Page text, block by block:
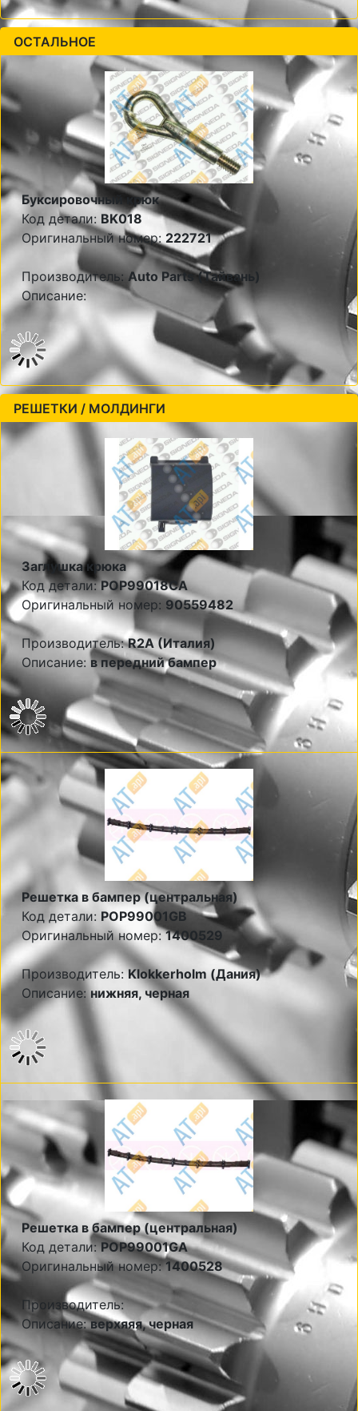
ОСТАЛЬНОЕ
Буксировочный крюк
Код детали: BK018
Оригинальный номер: 222721
Производитель: Auto Parts (Тайвань)
Описание:
РЕШЕТКИ / МОЛДИНГИ
Заглушка крюка
Код детали:POP99018CA
Оригинальный номер: 90559482
Производитель:R2A (Италия)
Описание: в передний бампер
Решетка в бампер (центральная)
Код детали: POP99001GB
Оригинальный номер:1400529
Производитель:Klokkerholm (Дания)
Описание:нижняя, черная
Решетка в бампер (центральная)
Код детали:POP99001GA
Оригинальный номер:1400528
Производитель:
Описание:верхяяя, черная